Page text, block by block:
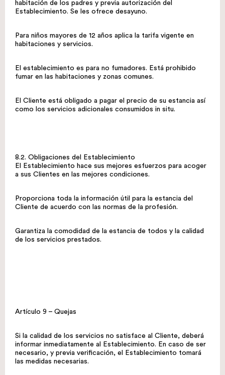
habitación de los padres y previa autorización del
Establecimiento. Se les ofrece desayuno.
Para niños mayores de 12 años aplica la tarifa vigente en
habitaciones y servicios.
El establecimiento es para no fumadores. Está prohibido
fumar en las habitaciones y zonas comunes.
El Cliente está obligado a pagar el precio de su estancia así
como los servicios adicionales consumidos in situ.
8.2. Obligaciones del Establecimiento
El Establecimiento hace sus mejores esfuerzos para acoger
a sus Clientes en las mejores condiciones.
Proporciona toda la información útil para la estancia del
Cliente de acuerdo con las normas de la profesión.
Garantiza la comodidad de la estancia de todos y la calidad
de los servicios prestados.
Artículo 9 – Quejas
Si la calidad de los servicios no satisface al Cliente, deberá
informar inmediatamente al Establecimiento. En caso de ser
necesario, y previa verificación, el Establecimiento tomará
las medidas necesarias.